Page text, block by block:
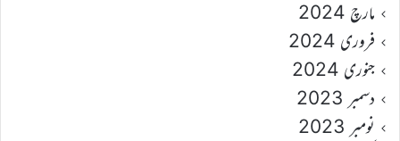
مارچ 2024
فروری 2024
جنوری 2024
دسمبر 2023
نومبر 2023